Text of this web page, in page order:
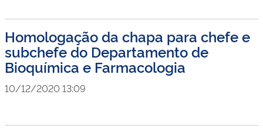
Homologação da chapa para chefe e
subchefe do Departamento de
Bioquímica e Farmacologia
10/12/2020 13:09